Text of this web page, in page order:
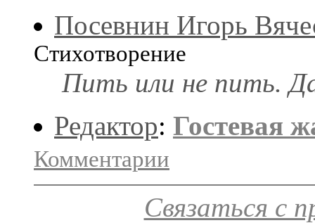
Посевнин Игорь
Стихотворение
Пить или не пить.
Редактор: Гостевая
Комментарии
Связаться с